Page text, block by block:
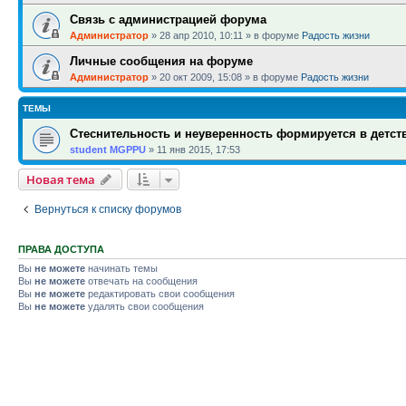
Связь с администрацией форума
Администратор » 28 апр 2010, 10:11 » в форуме Радость жизни
Личные сообщения на форуме
Администратор » 20 окт 2009, 15:08 » в форуме Радость жизни
ТЕМЫ
Стеснительность и неуверенность формируется в
student MGPPU » 11 янв 2015, 17:53
Новая тема
Вернуться к списку форумов
ПРАВА ДОСТУПА
Вы не можете начинать темы
Вы не можете отвечать на сообщения
Вы не можете редактировать свои сообщения
Вы не можете удалять свои сообщения